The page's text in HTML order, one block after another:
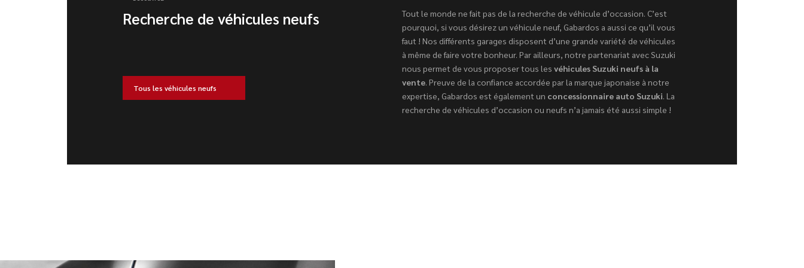
Recherche de véhicules neufs
Tous les véhicules neufs
Tout le monde ne fait pas de la recherche de véhicule d’occasion. C’est
pourquoi, si vous désirez un véhicule neuf, Gabardos a aussi ce qu’il vous
faut ! Nos différents garages disposent d’une grande variété de véhicules
à même de faire votre bonheur. Par ailleurs, notre partenariat avec Suzuki
nous permet de vous proposer tous les véhicules Suzuki neufs à la
vente. Preuve de la confiance accordée par la marque japonaise à notre
expertise, Gabardos est également un concessionnaire auto Suzuki. La
recherche de véhicules d’occasion ou neufs n’a jamais été aussi simple !